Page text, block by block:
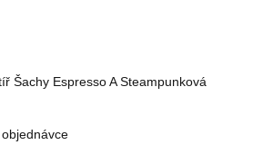
Šachy Espresso A Steampunková